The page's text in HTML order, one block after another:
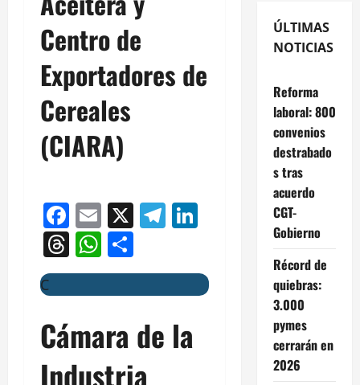
Centro de
Exportadores de
Cereales
(CIARA)
Facebook
Email
X Telegram
LinkedIn
Threads
WhatsApp
C
Cámara de la
Industria
ÚLTIMAS
NOTICIAS
Reforma
laboral: 800
convenios
destrabado
s tras
acuerdo
CGT-
Gobierno
Récord de
quiebras:
3.000
pymes
cerrarán en
2026